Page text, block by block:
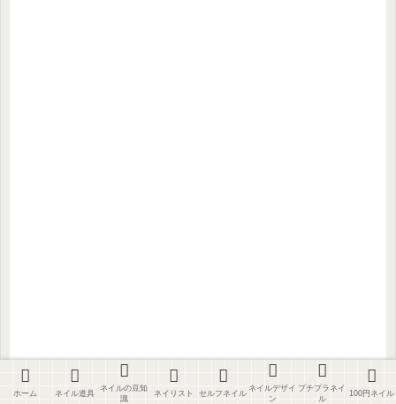
ホーム ネイル道具
ネイルの豆知
識
ネイリスト セルフネイル
ネイルデザイ
ン
プチプラネイ
ル
100円ネイル